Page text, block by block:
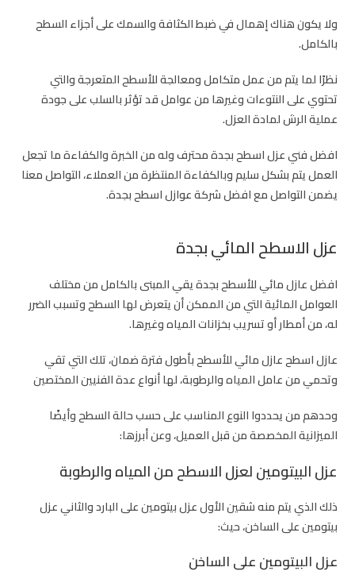
ولا يكون هناك إهمال في ضبط الكثافة والسمك على أجزاء السطح
بالكامل.
نظرًا لما يتم من عمل متكامل ومعالجة للأسطح المتعرجة والتي
تحتوي على النتوءات وغيرها من عوامل قد تؤثر بالسلب على جودة
عملية الرش لمادة العزل.
افضل فني عزل اسطح بجدة محترف وله من الخبرة والكفاءة ما تجعل
العمل يتم بشكل سليم وبالكفاءة المنتظرة من العملاء، التواصل معنا
يضمن التواصل مع افضل شركة عوازل اسطح بجدة.
عزل الاسطح المائي بجدة
افضل عازل مائي للأسطح بجدة يقي المبنى بالكامل من مختلف
العوامل المائية التي من الممكن أن يتعرض لها السطح وتسبب الضرر
له، من أمطار أو تسريب بخزانات المياه وغيرها.
عازل اسطح عازل مائي للأسطح بأطول فترة ضمان، تلك التي تقي
وتحمي من عامل المياه والرطوبة، لها أنواع عدة الفنيين المختصين
وحدهم من يحددوا النوع المناسب على حسب حالة السطح وأيضًا
الميزانية المخصصة من قبل العميل، وعن أبرزها:
عزل البيتومين لعزل الاسطح من المياه والرطوبة
ذلك الذي يتم منه شقين الأول عزل بيتومين على البارد والثاني عزل
بيتومين على الساخن، حيث:
عزل البيتومين على الساخن